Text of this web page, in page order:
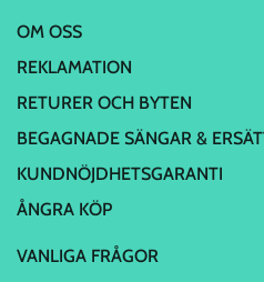
OM OSS
REKLAMATION
RETURER OCH BYTEN
BEGAGNADE SÄNGAR &
KUNDNÖJDHETSGARANTI
ÅNGRA KÖP
VANLIGA FRÅGOR